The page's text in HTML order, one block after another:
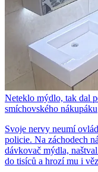
Neteklo mýdlo, tak dal
smíchovského nákupáku
Svoje nervy neumí
policie. Na záchodech
dávkovač mýdla,
do tisíců a hrozí mu i